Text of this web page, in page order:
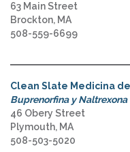
63 Main Street
Brockton, MA
508-559-6699
Clean Slate Medicina
Buprenorfina y Naltrexona
46 Obery Street
Plymouth, MA
508-503-5020